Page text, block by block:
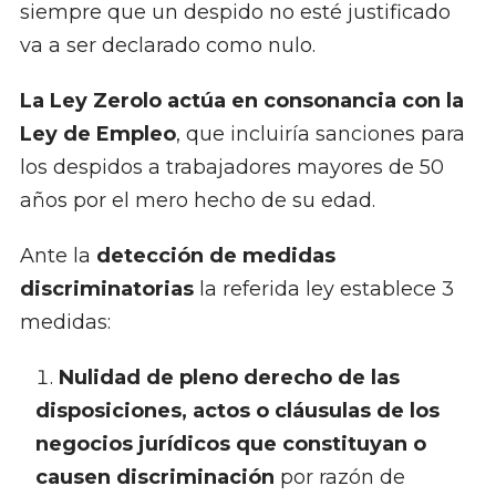
siempre que un despido no esté justificado
va a ser declarado como nulo.
La Ley Zerolo actúa en consonancia con la
Ley de Empleo, que incluiría sanciones para
los despidos a trabajadores mayores de 50
años por el mero hecho de su edad.
Ante la detección de medidas
discriminatoriasla referida ley establece 3
medidas:
Nulidad de pleno derecho de las
disposiciones, actos o cláusulas de los
negocios jurídicos que constituyan o
causen discriminación por razón de